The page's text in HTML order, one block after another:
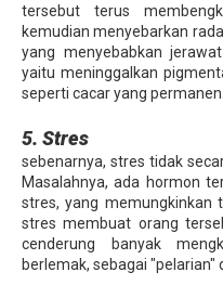
tersebut terus
kemudian menyebarkan
yang menyebabkan
yaitu meninggalkan
seperti cacar yang permanen.
5. Stres
sebenarnya, stres tidak
Masalahnya, ada hormon
stres, yang memungkinkan
stres membuat orang
cenderung banyak
berlemak, sebagai "pelarian"